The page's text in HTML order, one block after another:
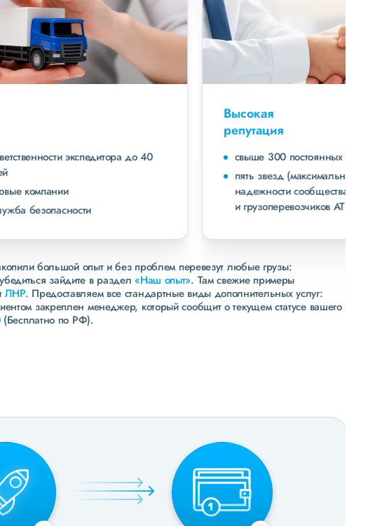
свыше 300 постоянных клиентов
пять звезд (максимальная оценка) в рейтинге
надежности сообщества транспортных компаний
и грузоперевозчиков АТИ
большой опыт и без проблем перевезут любые грузы:
зайдите в раздел«Наш опыт». Там свежие примеры
ЛНР. Предоставляем все стандартные виды дополнительных услуг:
закреплен менеджер, который сообщит о текущем статусе вашего
(Бесплатно по РФ).